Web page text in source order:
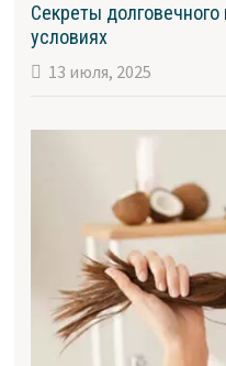
Секреты
условиях
13 июля, 2025